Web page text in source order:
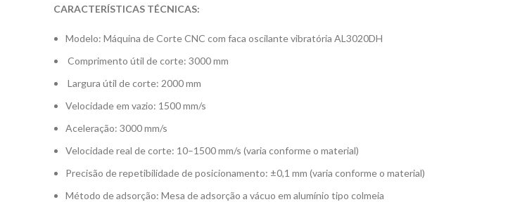
CARACTERÍSTICAS TÉCNICAS:
Modelo: Máquina de Corte CNC com faca oscilante vibratória AL3020DH
Comprimento útil de corte: 3000 mm
Largura útil de corte: 2000 mm
Velocidade em vazio: 1500 mm/s
Aceleração: 3000 mm/s
Velocidade real de corte: 10–1500 mm/s (varia conforme o material)
Precisão de repetibilidade de posicionamento: ±0,1 mm (varia conforme o material)
Método de adsorção: Mesa de adsorção a vácuo em alumínio tipo colmeia